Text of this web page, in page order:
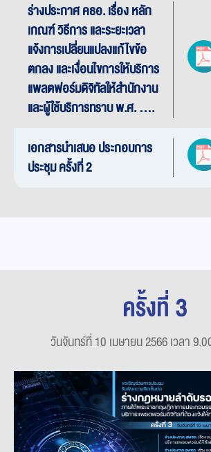
ร่างประกาศ คธอ. เรื่อง หลัก
เกณฑ์ วิธีการ และระยะเวลา
แจ้งการเปลี่ยนแปลงแก้ไขข้อ
ตกลง และเงื่อนไขการให้บริการ
แพลตฟอร์มดิจิทัลให้สำนักงาน
และผู้ใช้บริการทราบ พ.ศ. ....
เอกสารนำเสนอ ประกอบการ
ประชุม ครั้งที่ 2
ครั้งที่ 3
วันจันทร์ที่ 10 เมษายน 2566 เวลา